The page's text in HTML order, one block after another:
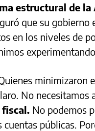
estructural de la
que su gobierno
en los niveles de
minimizaron
No necesitamos
No podemos
públicas.